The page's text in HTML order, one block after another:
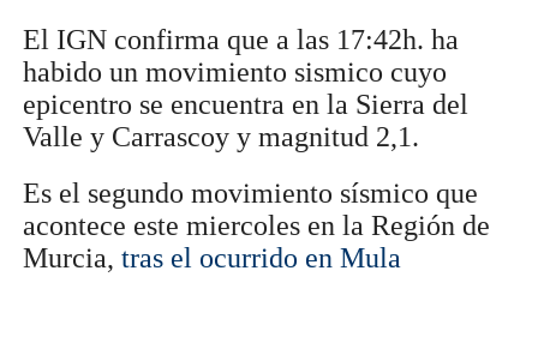
El IGN confirma que a las 17:42h. ha
habido un movimiento sismico cuyo
epicentro se encuentra en la Sierra del
Valle y Carrascoy y magnitud 2,1.
Es el segundo movimiento sísmico que
acontece este miercoles en la Región de
Murcia, tras el ocurrido en Mula